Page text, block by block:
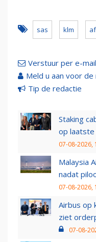
sas klm
Verstuur per e-mail
Meld u aan voor
Tip de redactie
Staking
op
07-08-2026,
Malaysia
nadat
07-08-2026,
Airbus op
ziet
07-08-